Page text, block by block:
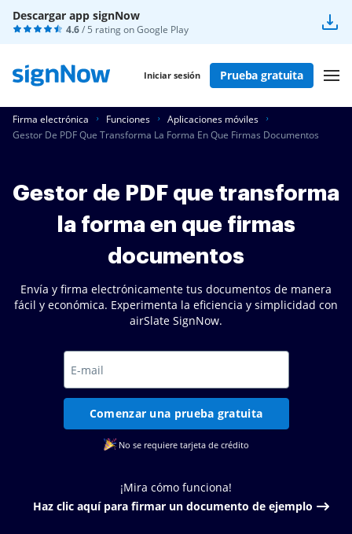
Descargar app signNow
4.6/ 5 rating onGoogle Play
Iniciar sesión Prueba gratuita
Firma electrónica Funciones
Aplicaciones móviles
Gestor De PDF Que Transforma La Forma En Que Firmas Documentos
Gestor de PDF que transforma
la forma en que firmas
documentos
Envía y firma electrónicamente tus documentos de manera
fácil y económica. Experimenta la eficiencia y simplicidad con
airSlate SignNow.
Comenzar una prueba gratuita
No se requiere tarjeta de crédito
¡Mira cómo funciona!
Haz clic aquí para firmar un documento de ejemplo